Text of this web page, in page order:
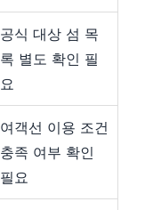
공식 대상 섬 목
록 별도 확인 필
요
여객선 이용 조건
충족 여부 확인
필요